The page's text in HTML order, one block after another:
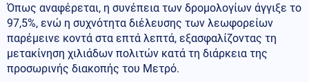
Όπως αναφέρεται, η συνέπεια των δρομολογίων άγγιξε το
97,5%, ενώ η συχνότητα διέλευσης των λεωφορείων
παρέμεινε κοντά στα επτά λεπτά, εξασφαλίζοντας τη
μετακίνηση χιλιάδων πολιτών κατά τη διάρκεια της
προσωρινής διακοπής του Μετρό.